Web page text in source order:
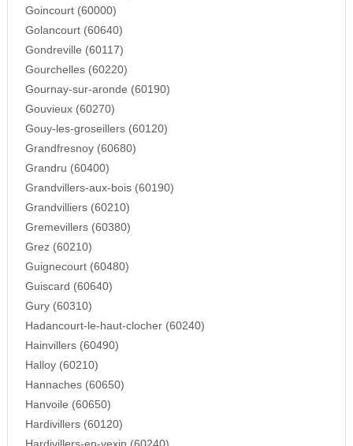
Goincourt (60000)
Golancourt (60640)
Gondreville (60117)
Gourchelles (60220)
Gournay-sur-aronde (60190)
Gouvieux (60270)
Gouy-les-groseillers (60120)
Grandfresnoy (60680)
Grandru (60400)
Grandvillers-aux-bois (60190)
Grandvilliers (60210)
Gremevillers (60380)
Grez (60210)
Guignecourt (60480)
Guiscard (60640)
Gury (60310)
Hadancourt-le-haut-clocher (60240)
Hainvillers (60490)
Halloy (60210)
Hannaches (60650)
Hanvoile (60650)
Hardivillers (60120)